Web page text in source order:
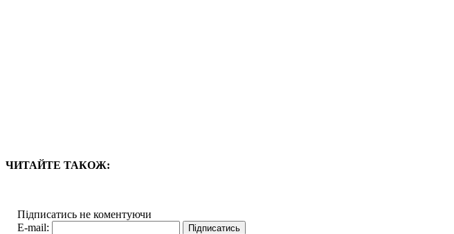
ЧИТАЙТЕ ТАКОЖ:
Підписатись не коментуючи
E-mail: